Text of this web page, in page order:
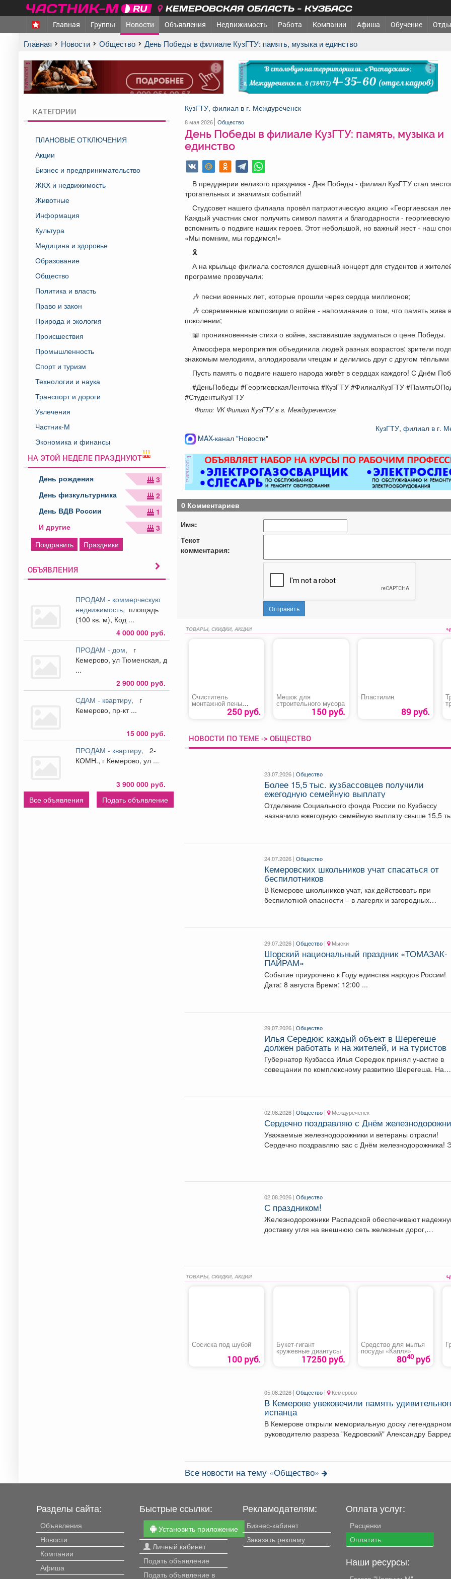
КЕМЕРОВСКАЯ ОБЛАСТЬ - КУЗБАСС
Главная Группы Новости Объявления Недвижимость Работа Компании Афиша Обучение
Главная Новости Общество День Победы в филиале КузГТУ: память, музыка и единство
реклама реклама
КАТЕГОРИИ
ПЛАНОВЫЕ ОТКЛЮЧЕНИЯ
Акции
Бизнес и предпринимательство
ЖКХ и недвижимость
Животные
Информация
Культура
Медицина и здоровье
Образование
Общество
Политика и власть
Право и закон
Природа и экология
Происшествия
Промышленность
Спорт и туризм
Технологии и наука
Транспорт и дороги
Увлечения
Частник-М
Экономика и финансы
НА ЭТОЙ НЕДЕЛЕ ПРАЗДНУЮТ
День рождения
3
День физкультурника
2
День ВДВ России
1
И другие
3
Поздравить
Праздники
ОБЪЯВЛЕНИЯ
ПРОДАМ - коммерческую
недвижимость, площадь
(100 кв. м), Код ...
4 000 000 руб.
ПРОДАМ - дом,
г
Кемерово, ул Тюменская, д
...
2 900 000 руб.
СДАМ - квартиру,
г
Кемерово, пр-кт ...
15 000 руб.
ПРОДАМ - квартиру,
2-
КОМН., г Кемерово, ул ...
3 900 000 руб.
Все объявления
Подать объявление
КузГТУ, филиал в г. Междуреченск
8 мая 2026 Общество
День Победы в филиале КузГТУ: память, музыка и
единство
В преддверии великого праздника - Дня Победы - филиал КузГТУ стал
трогательных и значимых событий!
Студсовет нашего филиала провёл патриотическую акцию «Георгиевская
Каждый участник смог получить символ памяти и благодарности -
вспомнить о подвиге наших героев. Этот небольшой, но важный жест - наш
«Мы помним, мы гордимся!»
🎗️
А на крыльце филиала состоялся душевный концерт для студентов и
программе прозвучали:
🎶 песни военных лет, которые прошли через сердца миллионов;
🎶 современные композиции о войне - напоминание о том, что память жива
поколении;
📖 проникновенные стихи о войне, заставившие задуматься о цене Победы.
Атмосфера мероприятия объединила людей разных возрастов: зрители
знакомым мелодиям, аплодировали чтецам и делились друг с другом
Пусть память о подвиге нашего народа живёт в сердцах каждого! С Днём
#ДеньПобеды #ГеоргиевскаяЛенточка #КузГТУ #ФилиалКузГТУ
#СтудентыКузГТУ
Фото: VK Филиал КузГТУ в г. Междуреченске
КузГТУ, филиал в г.
MAX-канал "Новости"
реклама
0 Комментариев
Имя:
Текст
комментария:
Отправить
ТОВАРЫ, СКИДКИ, АКЦИИ
Очиститель
монтажной пены
250 руб.
Мешок для
строительного мусора
150 руб.
Пластилин
89 руб.
НОВОСТИ ПО ТЕМЕ -> ОБЩЕСТВО
23.07.2026 |Общество
Более 15,5 тыс. кузбассовцев получили
ежегодную семейную выплату
Отделение Социального фонда России по Кузбассу
назначило ежегодную семейную выплату свыше 15,5
24.07.2026 |Общество
Кемеровских школьников учат спасаться от
беспилотников
В Кемерове школьников учат, как действовать при
беспилотной опасности – в лагерях и загородных
29.07.2026 |Общество | Мыски
Шорский национальный праздник «ТОМАЗАК-
ПАЙРАМ»
Событие приурочено к Году единства народов России!
Дата: 8 августа Время: 12:00 ...
29.07.2026 |Общество
Илья Середюк: каждый объект в Шерегеше
должен работать и на жителей, и на туристов
Губернатор Кузбасса Илья Середюк принял участие в
совещании по комплексному развитию Шерегеша. На
02.08.2026 |Общество | Междуреченск
Сердечно поздравляю с Днём
Уважаемые железнодорожники и ветераны отрасли!
Сердечно поздравляю вас с Днём железнодорожника! Этот
02.08.2026 |Общество
С праздником!
Железнодорожники Распадской обеспечивают
доставку угля на внешнюю сеть железных дорог,
ТОВАРЫ, СКИДКИ, АКЦИИ
Сосиска под шубой
100 руб.
Букет-гигант
кружевные диантусы
17250 руб.
Средство для мытья
посуды «Капля»
8040руб
05.08.2026 |Общество | Кемерово
В Кемерове увековечили память
испанца
В Кемерове открыли мемориальную доску
руководителю разреза "Кедровский" Александру
Все новости на тему «Общество»
Разделы сайта:
Объявления
Новости
Компании
Афиша
Быстрые ссылки:
Установить приложение
Личный кабинет
Подать объявление
Подать объявление в
Рекламодателям:
Бизнес-кабинет
Заказать рекламу
Оплата услуг:
Расценки
Оплатить
Наши ресурсы: